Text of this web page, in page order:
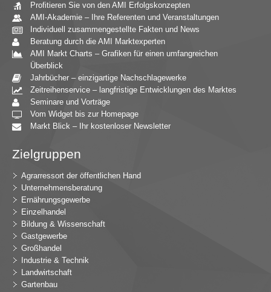
Profitieren Sie von den AMI Erfolgskonzepten
AMI-Akademie – Ihre Referenten und Veranstaltungen
Individuell zusammengestellte Fakten und News
Beratung durch die AMI Marktexperten
AMI Markt Charts – Grafiken für einen umfangreichen
Überblick
Jahrbücher – einzigartige Nachschlagewerke
Zeitreihenservice – langfristige Entwicklungen des Marktes
Seminare und Vorträge
Vom Widget bis zur Homepage
Markt Blick – Ihr kostenloser Newsletter
Zielgruppen
Agrarressort der öffentlichen Hand
Unternehmensberatung
Ernährungsgewerbe
Einzelhandel
Bildung & Wissenschaft
Gastgewerbe
Großhandel
Industrie & Technik
Landwirtschaft
Gartenbau